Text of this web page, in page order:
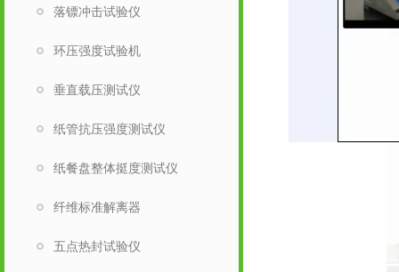
落镖冲击试验仪
环压强度试验机
垂直载压测试仪
纸管抗压强度测试仪
纸餐盘整体挺度测试仪
纤维标准解离器
五点热封试验仪